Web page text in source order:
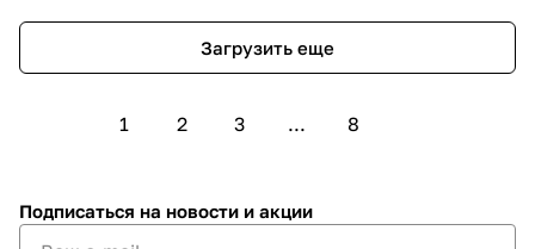
Загрузить еще
1 2 3 ... 8
Подписаться на новости и акции